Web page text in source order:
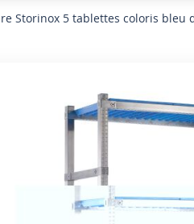
Storinox 5 tablettes coloris bleu